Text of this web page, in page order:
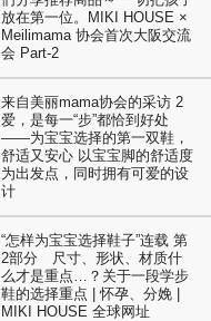
放在第一位。MIKI HOUSE ×
Meilimama 协会首次大阪交流
会 Part-2
来自美丽mama协会的采访 2
爱，是每一“步”都恰到好处
——为宝宝选择的第一双鞋，
舒适又安心 以宝宝脚的舒适度
为出发点，同时拥有可爱的设
计
“怎样为宝宝选择鞋子”连载 第
2部分 尺寸、形状、材质什
么才是重点…？关于一段学步
鞋的选择重点 | 怀孕、分娩 |
MIKI HOUSE 全球网址